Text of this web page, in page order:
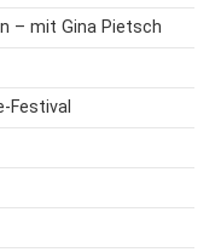
– mit Gina Pietsch
Festival